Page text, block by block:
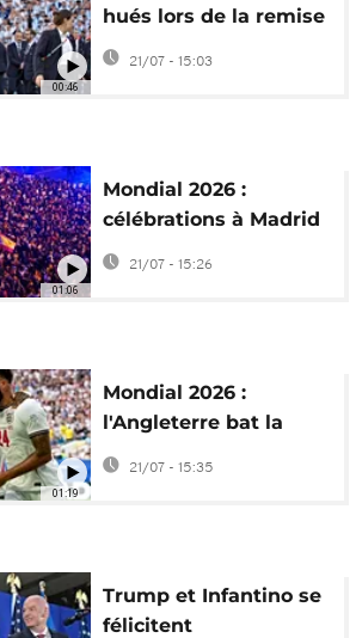
00:46
hués lors de la remise
de la Coupe du Monde
2026 à l'Espagne
21/07 - 15:03
01:06
Mondial 2026 :
célébrations à Madrid
après la victoire de
l'Espagne
21/07 - 15:26
01:19
Mondial 2026 :
l'Angleterre bat la
France lors d'un
match fou à 10 buts
21/07 - 15:35
Trump et Infantino se
félicitent